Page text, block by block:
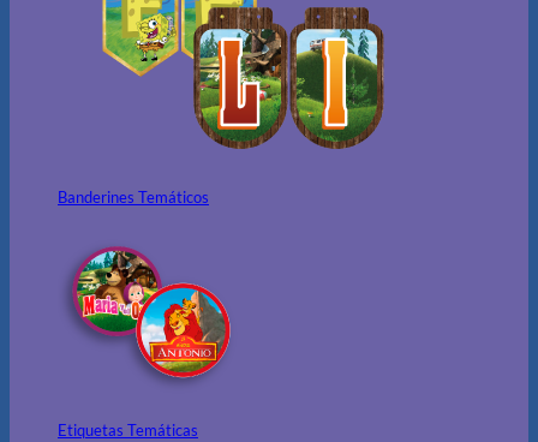
Banderines Temáticos
Etiquetas Temáticas